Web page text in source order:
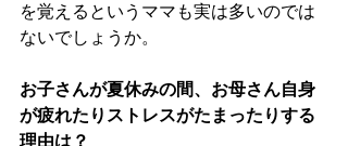
を覚えるというママも実は多いのでは
ないでしょうか。
お子さんが夏休みの間、お母さん自身
が疲れたりストレスがたまったりする
理由は？